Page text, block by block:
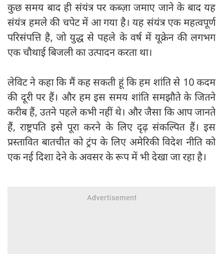
कुछ समय बाद ही संयंत्र पर कब्ज़ा जमाए जाने के बाद यह
संयंत्र हमले की चपेट में आ गया है। यह संयंत्र एक महत्वपूर्ण
परिसंपत्ति है, जो युद्ध से पहले के वर्ष में यूक्रेन की लगभग
एक चौथाई बिजली का उत्पादन करता था।
लेविट ने कहा कि मैं कह सकती हूं कि हम शांति से 10 कदम
की दूरी पर हैं। और हम इस समय शांति समझौते के जितने
करीब हैं, उतने पहले कभी नहीं थे। और जैसा कि आप जानते
हैं, राष्ट्रपति इसे पूरा करने के लिए दृढ़ संकल्पित हैं। इस
प्रस्तावित बातचीत को ट्रंप के लिए अमेरिकी विदेश नीति को
एक नई दिशा देने के अवसर के रूप में भी देखा जा रहा है।